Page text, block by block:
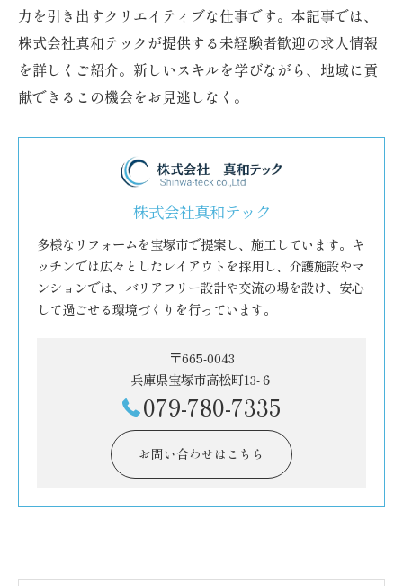
力を引き出すクリエイティブな仕事です。本記事では、
株式会社真和テックが提供する未経験者歓迎の求人情報
を詳しくご紹介。新しいスキルを学びながら、地域に貢
献できるこの機会をお見逃しなく。
株式会社真和テック
多様なリフォームを宝塚市で提案し、施工しています。キ
ッチンでは広々としたレイアウトを採用し、介護施設やマ
ンションでは、バリアフリー設計や交流の場を設け、安心
して過ごせる環境づくりを行っています。
〒665-0043
兵庫県宝塚市高松町13-６
079-780-7335
お問い合わせはこちら